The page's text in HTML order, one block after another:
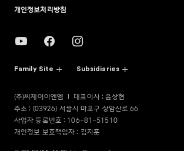
개인정보처리방침
Family Site Subsidiaries
(주)씨제이이엔엠
대표이사 : 윤상현
주소 : (03926) 서울시 마포구 상암산로 66
사업자 등록번호 : 106-81-51510
개인정보 보호책임자 : 김지훈